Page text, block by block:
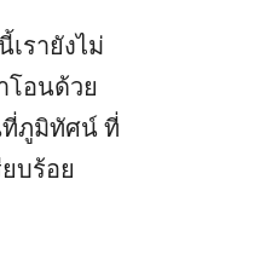
รายังไม่
โอนด้วย
ที่ภูมิทัศน์ ที่
บร้อย